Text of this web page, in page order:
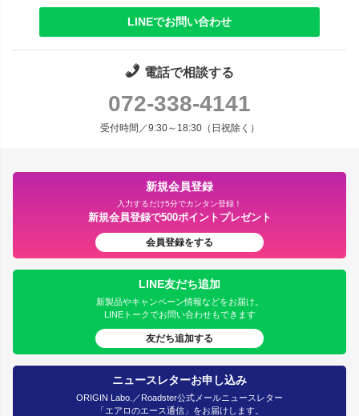
LINEでお問い合わせ
電話で相談する
072-338-4141
受付時間／9:30～18:30（日祝除く）
新規会員登録
入力するだけ5分でカンタン登録！
新規会員登録で500ポイントプレゼント
会員登録をする
LINE友だち追加
新製品やキャンペーン情報などをお届け。
LINEトークでお問い合わせもできます
友だち追加する
ニュースレターお申し込み
ORIGIN Labo.／Roadster公式メールニュースレター
「エアロのエース通信」をお届けします。